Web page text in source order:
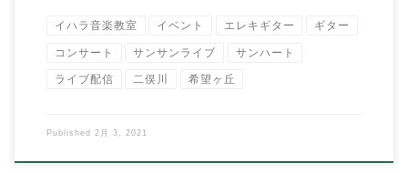
イハラ音楽教室 イベント エレキギター ギター
コンサート サンサンライブ サンハート
ライブ配信 二俣川 希望ヶ丘
Published 2月 3, 2021